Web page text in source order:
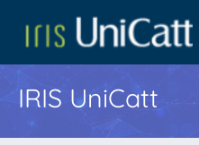
IRIS UniCatt